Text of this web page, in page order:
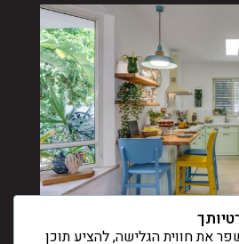
את חווית הגלישה, להציע תוכן